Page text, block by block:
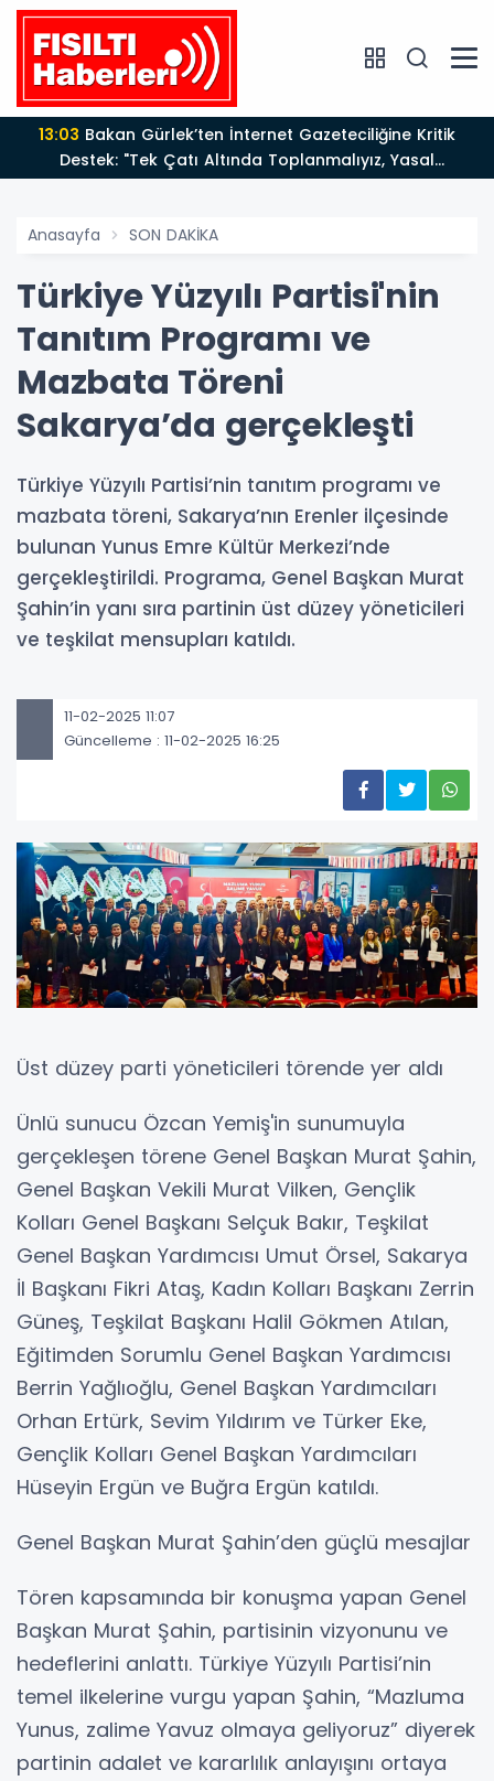
13:03
Destek: "Tek Çatı Altında Toplanmalıyız, Yasal
Düzenlemeye Hazırız"
Anasayfa SON DAKİKA
Türkiye Yüzyılı Partisi'nin
Tanıtım Programı ve
Mazbata Töreni
Sakarya’da gerçekleşti
Türkiye Yüzyılı Partisi’nin tanıtım programı ve
mazbata töreni, Sakarya’nın Erenler ilçesinde
bulunan Yunus Emre Kültür Merkezi’nde
gerçekleştirildi. Programa, Genel Başkan Murat
Şahin’in yanı sıra partinin üst düzey yöneticileri
ve teşkilat mensupları katıldı.
11-02-2025 11:07
Güncelleme : 11-02-2025 16:25
Üst düzey parti yöneticileri törende yer aldı
Ünlü sunucu Özcan Yemiş'in sunumuyla
gerçekleşen törene Genel Başkan Murat Şahin,
Genel Başkan Vekili Murat Vilken, Gençlik
Kolları Genel Başkanı Selçuk Bakır, Teşkilat
Genel Başkan Yardımcısı Umut Örsel, Sakarya
İl Başkanı Fikri Ataş, Kadın Kolları Başkanı Zerrin
Güneş, Teşkilat Başkanı Halil Gökmen Atılan,
Eğitimden Sorumlu Genel Başkan Yardımcısı
Berrin Yağlıoğlu, Genel Başkan Yardımcıları
Orhan Ertürk, Sevim Yıldırım ve Türker Eke,
Gençlik Kolları Genel Başkan Yardımcıları
Hüseyin Ergün ve Buğra Ergün katıldı.
Genel Başkan Murat Şahin’den güçlü mesajlar
Tören kapsamında bir konuşma yapan Genel
Başkan Murat Şahin, partisinin vizyonunu ve
hedeflerini anlattı. Türkiye Yüzyılı Partisi’nin
temel ilkelerine vurgu yapan Şahin, “Mazluma
Yunus, zalime Yavuz olmaya geliyoruz” diyerek
partinin adalet ve kararlılık anlayışını ortaya